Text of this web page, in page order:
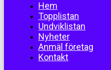
Hem
Topplistan
Undviklistan
Nyheter
Anmäl företag
Kontakt